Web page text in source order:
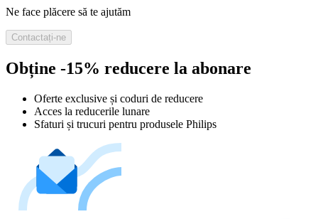
Ne face plăcere să te ajutăm
Contactați-ne
Obține -15% reducere la abonare
Oferte exclusive și coduri de reducere
Acces la reducerile lunare
Sfaturi și trucuri pentru produsele Philips